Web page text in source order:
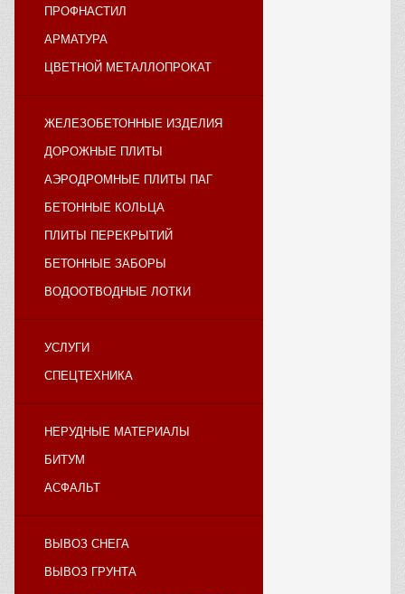
ПРОФНАСТИЛ
АРМАТУРА
ЦВЕТНОЙ МЕТАЛЛОПРОКАТ
ЖЕЛЕЗОБЕТОННЫЕ ИЗДЕЛИЯ
ДОРОЖНЫЕ ПЛИТЫ
АЭРОДРОМНЫЕ ПЛИТЫ ПАГ
БЕТОННЫЕ КОЛЬЦА
ПЛИТЫ ПЕРЕКРЫТИЙ
БЕТОННЫЕ ЗАБОРЫ
ВОДООТВОДНЫЕ ЛОТКИ
УСЛУГИ
СПЕЦТЕХНИКА
НЕРУДНЫЕ МАТЕРИАЛЫ
БИТУМ
АСФАЛЬТ
ВЫВОЗ СНЕГА
ВЫВОЗ ГРУНТА